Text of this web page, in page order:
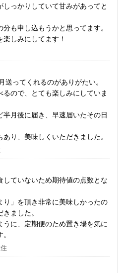
っかりしていて甘みがあってと
も申し込もうかと思ってます。
しみにしてます！
ってくれるのがありがたい。
ので、とても楽しみにしていま
月後に届き、早速届いたその日
り、美味しくいただきました。
していないため期待値の点数とな
り」を頂き非常に美味しかったの
ました。
に、定期便のため置き場を気に